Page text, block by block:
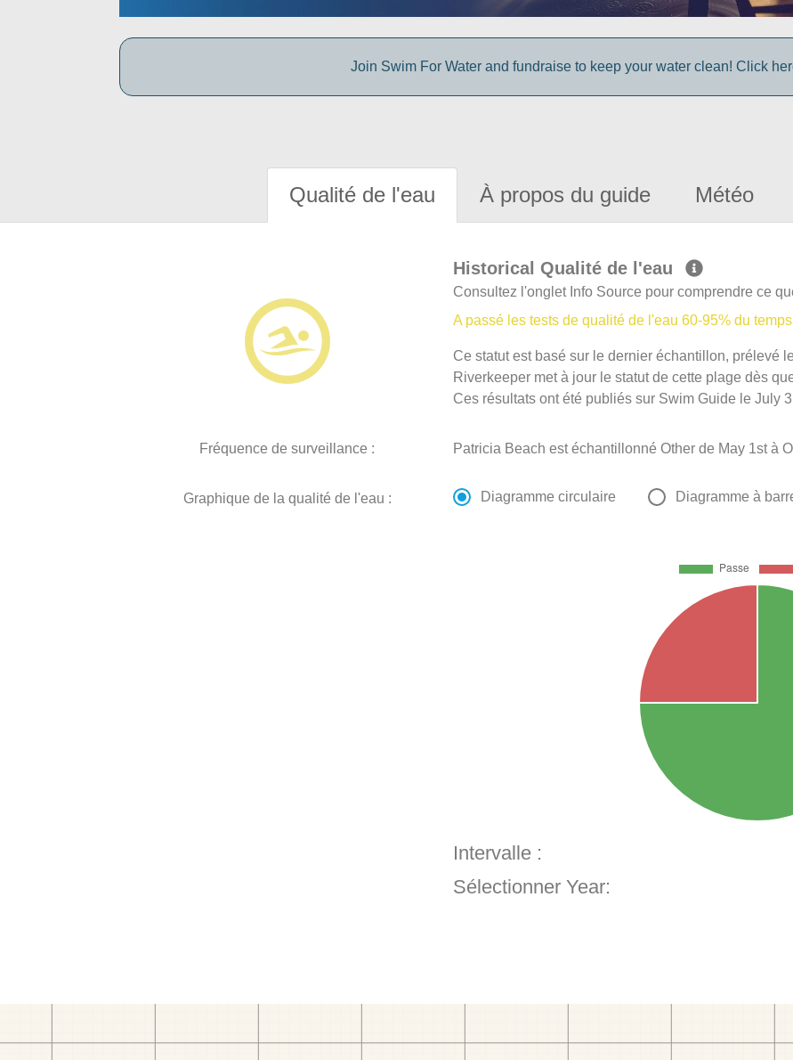
Join Swim For Water and fundraise to keep your water clean! Click
Qualité de l'eau À propos du guide Météo
Historical Qualité de l'eau
Consultez l'onglet Info Source pour comprendre ce
A passé les tests de qualité de l'eau 60-95% du temps
Ce statut est basé sur le dernier échantillon, prélevé
Riverkeeper met à jour le statut de cette plage dès
Ces résultats ont été publiés sur Swim Guide le July
Fréquence de surveillance : Patricia Beach est échantillonné Other de May 1st à
Graphique de la qualité de l'eau : Diagramme circulaire Diagramme à
Intervalle :
Sélectionner Year: